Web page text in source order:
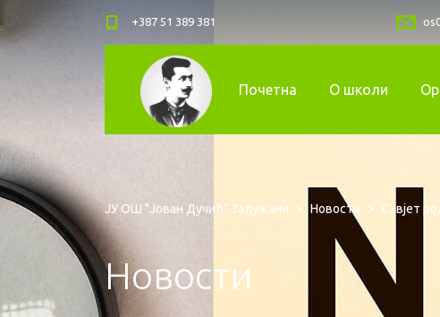
+387 51 389 381
Почетна О школи
ЈУ ОШ "Јован Дучић" Залужани > Новости > Савјет
Новости